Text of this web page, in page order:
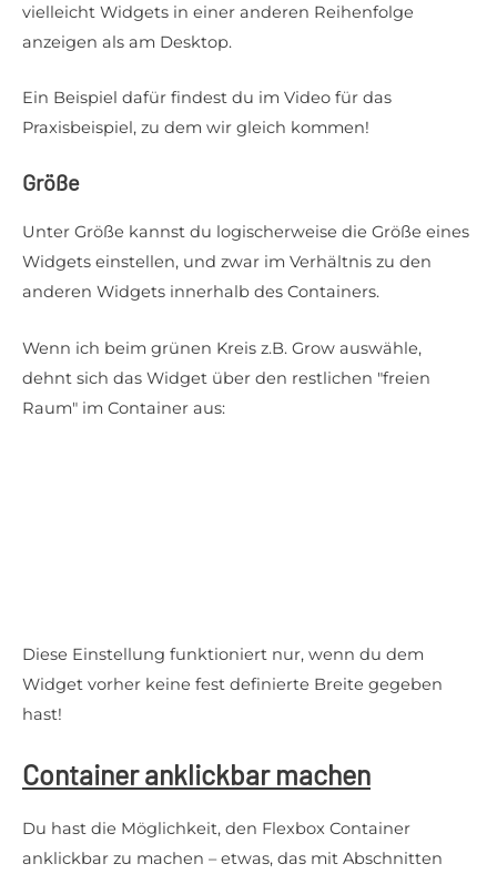
vielleicht Widgets in einer anderen Reihenfolge
anzeigen als am Desktop.
Ein Beispiel dafür findest du im Video für das
Praxisbeispiel, zu dem wir gleich kommen!
Größe
Unter Größe kannst du logischerweise die Größe eines
Widgets einstellen, und zwar im Verhältnis zu den
anderen Widgets innerhalb des Containers.
Wenn ich beim grünen Kreis z.B. Grow auswähle,
dehnt sich das Widget über den restlichen "freien
Raum" im Container aus:
Diese Einstellung funktioniert nur, wenn du dem
Widget vorher keine fest definierte Breite gegeben
hast!
Container anklickbar machen
Du hast die Möglichkeit, den Flexbox Container
anklickbar zu machen – etwas, das mit Abschnitten